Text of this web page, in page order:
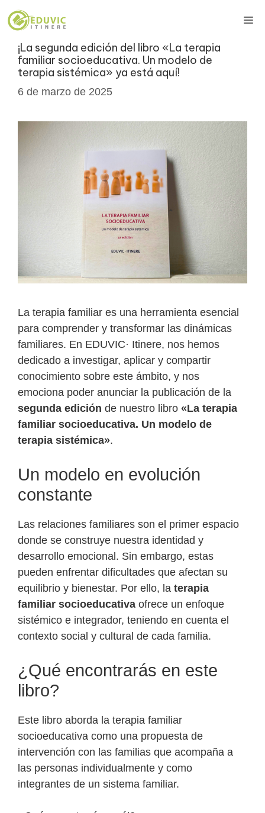
Saltar
¡La segunda edición del libro «La terapia
familiar socioeducativa. Un modelo de
terapia sistémica» ya está aquí!
6 de marzo de 2025
La terapia familiar es una herramienta esencial
para comprender y transformar las dinámicas
familiares. En EDUVIC· Itinere, nos hemos
dedicado a investigar, aplicar y compartir
conocimiento sobre este ámbito, y nos
emociona poder anunciar la publicación de la
segunda edición de nuestro libro «La terapia
familiar socioeducativa. Un modelo de
terapia sistémica».
Un modelo en evolución
constante
Las relaciones familiares son el primer espacio
donde se construye nuestra identidad y
desarrollo emocional. Sin embargo, estas
pueden enfrentar dificultades que afectan su
equilibrio y bienestar. Por ello, la terapia
familiar socioeducativa ofrece un enfoque
sistémico e integrador, teniendo en cuenta el
contexto social y cultural de cada familia.
¿Qué encontrarás en este
libro?
Este libro aborda la terapia familiar
socioeducativa como una propuesta de
intervención con las familias que acompaña a
las personas individualmente y como
integrantes de un sistema familiar.